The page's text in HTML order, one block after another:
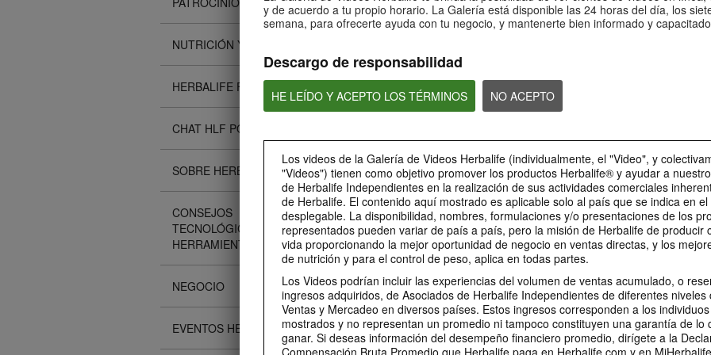
y de acuerdo a tu propio horario. La Galería está disponible las 24 horas del día, los
semana, para ofrecerte ayuda con tu negocio, y mantenerte bien informado y
Descargo de responsabilidad
HE LEÍDO Y ACEPTO LOS TÉRMINOS NO ACEPTO
Los videos de la Galería de Videos Herbalife (individualmente, el "Video", y
"Videos") tienen como objetivo promover los productos Herbalife® y ayudar a
de Herbalife Independientes en la realización de sus actividades comerciales
de Herbalife. El contenido aquí mostrado es aplicable solo al país que se indica en el
desplegable. La disponibilidad, nombres, formulaciones y/o presentaciones de los
representados pueden variar de país a país, pero la misión de Herbalife de producir
vida proporcionando la mejor oportunidad de negocio en ventas directas, y los
de nutrición y para el control de peso, aplica en todas partes.
Los Videos podrían incluir las experiencias del volumen de ventas acumulado, o
ingresos adquiridos, de Asociados de Herbalife Independientes de diferentes niveles
Ventas y Mercadeo en diversos países. Estos ingresos corresponden a los
mostrados y no representan un promedio ni tampoco constituyen una garantía de lo
ganar. Si deseas información del desempeño financiero promedio, dirígete a la
Compensación Bruta Promedio que Herbalife paga en Herbalife.com y en
NUTRICIÓN Y CIENCIA
HERBALIFE FITNESS
CHAT HLF PODCAST
SOBRE HERBALIFE
CONSEJOS
TECNOLÓGICOS Y
HERRAMIENTAS
NEGOCIO
EVENTOS HERBALIFE
Bioniq GO: 5
¿Es Bioniq GO adecuado para
personas que siguen un régimen
sobre Bioniq GO: 4
¿Es Bioniq GO compatible con
otros productos de Herbalife?
sobre Bioniq
¿Qué hace diferente
GO de un
0:30
Preguntas frecuentes sobre
¿Para quién es Bioniq GO?
personal
Descubre más sobre este
suplemento personalizado
Energy 3
1:36
Preguntas frecuentes sobre
Life I/O Activate Energy 1
Preguntas frecuentes
sobre Life I/O Helio 3
¿Qué son las cetonas D-BHB y
cuál es su función?
Preguntas
sobre Life I/O
¿En qué se
Helio de otros
Herbalife de
MARCA Y PATROCINIOS
0:22
LA Galaxy & sus productos
Los jugadores del LA Galaxy
hablan sobre sus productos
favoritos de Herbalife.
La relación entre Herbalife
y el LA Galaxy
Herbalife es mucho más que un
nombre en la camiseta del LA
Galaxy.
Herbalife es #1.
Desbloquea la mejor
mismo. Vive tu mejor